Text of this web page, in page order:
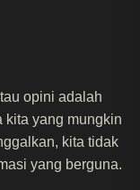
opini adalah
kita yang mungkin
kita tidak
yang berguna.